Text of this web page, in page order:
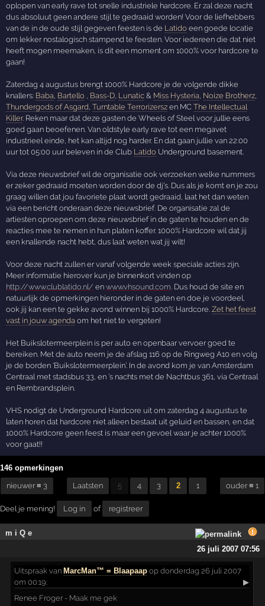
oplopen van early rave tot snelle industriele hardcore. Er zal deze nacht
dus absoluut geen andere stijl te gedraaid worden! Voor de liefhebbers
van de in de oude stijl gegeven feesten is de Latido een goede locatie
om lekker nostalogisch stampend te feesten. Voor iedereen die dat niet
heeft mogen meemaken, is dit een moment om 1000% voor hardcore te
gaan!
Zaterdag 4 augustus brengt 1000% Hardcore je de volgende dikke
knallers: Baba, Bartello , Bass-D, Lunatic & Miss Hysteria, Noize Brotherz,
Thundergods of Asgard,Turntable Terrorizersz en MCThe Intellectual
Killer. Reken maar dat deze gasten de Wheels of Steel voor jullie eens
goed gaan beoefenen. Van oldstyle early rave tot een megavet
industrieel einde, het kan altijd nog harder. En dat gaan jullie van 22:00
uur tot 05:00 uur beleven in de Club Latido Underground basement.
Via deze nieuwsbrief wil de organisatie ook verzoeken welke nummers
er zeker gedraaid moeten worden door de dj's. Dus als je komt en je zou
graag willen dat jou favoriete plaat wordt gedraaid, laat het dan weten
via een bericht onderaan deze nieuwsbrief. De organisatie zal de
artiesten oproepen om deze nieuwsbrief in de gaten te houden en de
reacties mee te nemen in hun platen koffer. 1000% Hardcore wil dat jij
een knallende nacht hebt, dus laat weten wat jij wilt!
Voor deze nacht zullen er vanaf volgende week speciale acties zijn.
Meer informatie hierover kun je binnenkort vinden op
http://www.clublatido.nl/ enwww.vhsound.com. Dus houd de site en
natuurlijk de opmerkingen hieronder in de gaten en doe je voordeel,
ook jij kan een te gekke avond winnen bij 1000% Hardcore.Zet het feest
vast in jouw agenda om het niet te vergeten!
Het Buikslotermeerplein is per auto en openbaar vervoer goed te
bereiken. Met de auto neem je de afslag 116 op de Ringweg A10 en volg
je de borden ‘Buikslotermeerplein’. In de avond kom je van Amsterdam
Centraal met stadsbus 33, en ’s nachts met de Nachtbus 361, via Centraal
en Rembrandsplein.
VHS nodigt de Underground Hardcore uit om zaterdag 4 augustus te
laten horen dat hardcore niet alleen bestaat uit geluid en bassen, en dat
1000% Hardcore geen feest is maar een gevoel waar je achter 1000%
voor gaat!!
146 opmerkingen
nieuwer ≡ 3 Laatsten 5 4 3 2 1 ouder ≡ 1
Deel je mening! Log in of registreer
m i Q e
26 juli 2007 07:56
Uitspraak van MarcMan™ = Blaapaap op donderdag 26 juli 2007
om 00:19:
▶
Renee Froger - Maak me gek